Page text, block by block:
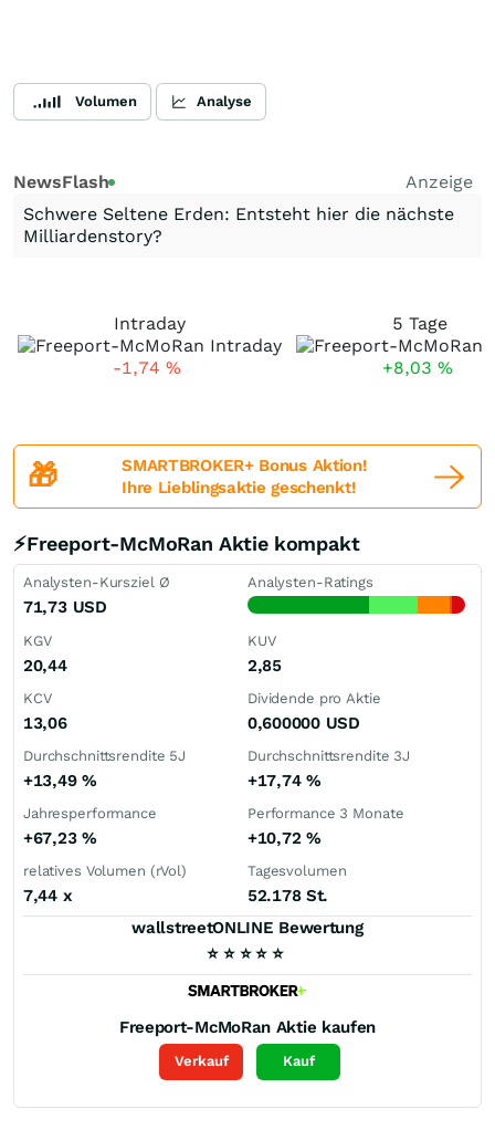
Volumen Analyse
NewsFlash
Anzeige
Schwere Seltene Erden: Entsteht hier die nächste
Milliardenstory?
Intraday
-1,74 %
5 Tage
+8,03 %
🎁
SMARTBROKER+ Bonus Aktion!
Ihre Lieblingsaktie geschenkt!
⚡Freeport-McMoRan Aktie kompakt
Analysten-Kursziel Ø
71,73 USD
Analysten-Ratings
KGV
20,44
KUV
2,85
KCV
13,06
Dividende pro Aktie
0,600000 USD
Durchschnittsrendite 5J
+13,49 %
Durchschnittsrendite 3J
+17,74 %
Jahresperformance
+67,23 %
Performance 3 Monate
+10,72 %
relatives Volumen (rVol)
7,44 x
Tagesvolumen
52.178 St.
wallstreetONLINE Bewertung
⭐ ⭐ ⭐ ⭐ ⭐
Freeport-McMoRan Aktie kaufen
Verkauf Kauf